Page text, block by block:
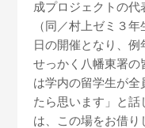
成プロジェクトの
（同／村上ゼミ３
日の開催となり、例
せっかく八幡東署の
は学内の留学生が全
たら思います」と話
は、この場をお借り